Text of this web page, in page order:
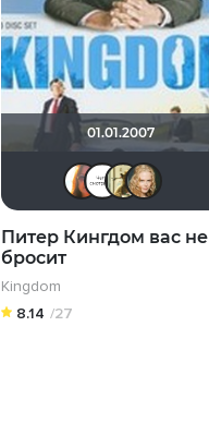
01.01.2007
Питер Кингдом вас не
бросит
Kingdom
8.14 /27